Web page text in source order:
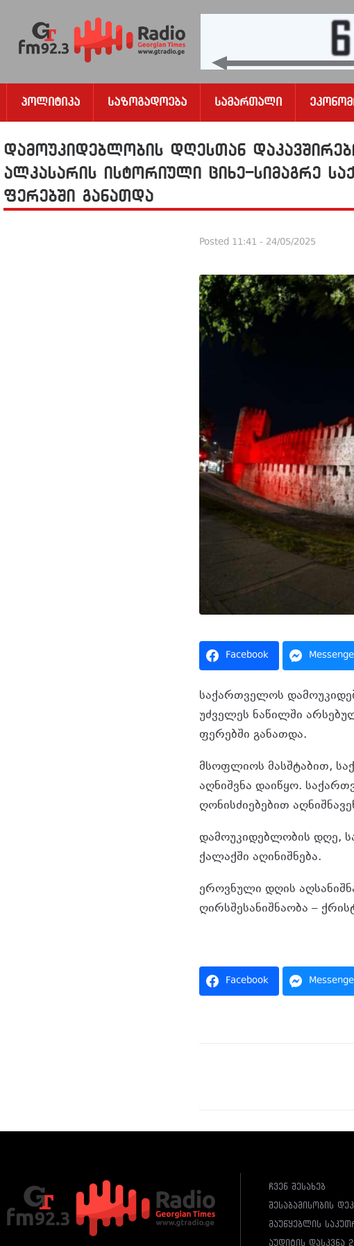
Პოლიტიკა Საზოგადოება Სამართალი
დამოუკიდებლობის დღესთან
ალკასარის ისტორიული ციხე-სიმაგრე
ფერებში განათდა
Posted 11:41 - 24/05/2025
Facebook
საქართველოს
უძველეს ნაწილში
ფერებში განათდა.
მსოფლიოს მასშტაბით,
აღნიშვნა დაიწყო.
ღონისძიებებით
დამოუკიდებლობის დღე,
ქალაქში აღინიშნება.
ეროვნული დღის
ღირსშესანიშნაობა –
Facebook
ჩვენ შესახებ
შესაბამისობის
მაუწყებლის
აუდიტის დასკვნა